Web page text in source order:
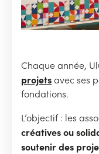
Chaque année,
projetsavec ses
fondations.
L’objectif : les
créatives ou
soutenir des